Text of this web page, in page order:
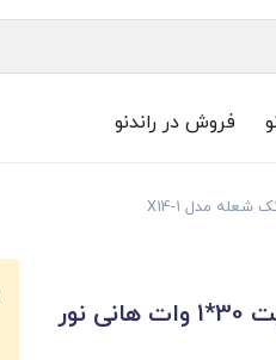
فروش در راندنو
چراغ سقفی توکار اسپات لایت 30*1 وات هانی نور